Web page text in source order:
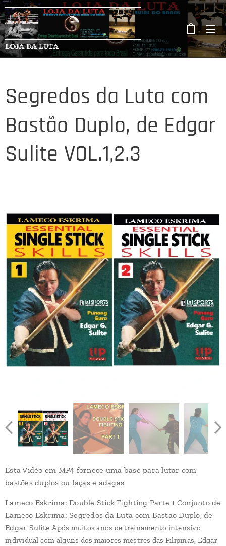
LOJA DA LUTA
Segredos da Luta com
Bastão Duplo, de Edgar
Sulite VOL.1,2.3
Esta Vidéo em MP4 fornece uma base para lutar com
bastões duplos ou faças e adagas
Lameco Eskrima: Double Stick Fighting Parte 1 Conjunto de
Lameco Eskrima: Segredos da Luta com Bastão Duplo, de
Edgar SuliteApós muitos anos de treinamento intensivo
individual com alguns dos maiores mestres das Filipinas, Edgar